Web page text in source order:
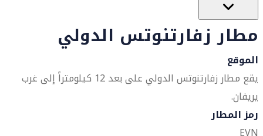
مطار زفارتنوتس الدولي
الموقع
يقع مطار زفارتنوتس الدولي على بعد 12 كيلومتراً إلى غرب
يريفان.
رمز المطار